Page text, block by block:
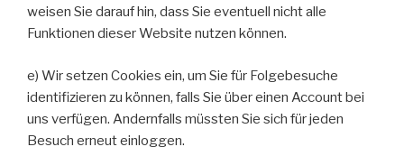
weisen Sie darauf hin, dass Sie eventuell nicht alle
Funktionen dieser Website nutzen können.
e) Wir setzen Cookies ein, um Sie für Folgebesuche
identifizieren zu können, falls Sie über einen Account bei
uns verfügen. Andernfalls müssten Sie sich für jeden
Besuch erneut einloggen.